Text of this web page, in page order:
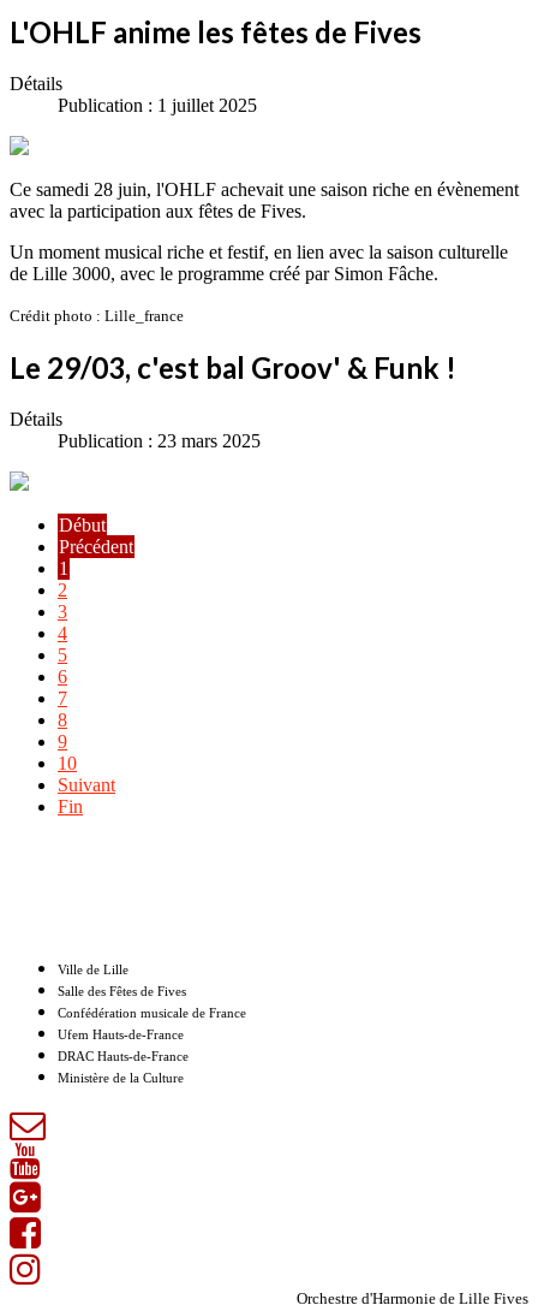
L'OHLF anime les fêtes de Fives
Détails
Publication : 1 juillet 2025
Ce samedi 28 juin, l'OHLF achevait une saison riche en évènement
avec la participation aux fêtes de Fives.
Un moment musical riche et festif, en lien avec la saison culturelle
de Lille 3000, avec le programme créé par Simon Fâche.
Crédit photo : Lille_france
Le 29/03, c'est bal Groov' & Funk !
Détails
Publication : 23 mars 2025
Début
Précédent
1
2
3
4
5
6
7
8
9
10
Suivant
Fin
Ville de Lille
Salle des Fêtes de Fives
Confédération musicale de France
Ufem Hauts-de-France
DRAC Hauts-de-France
Ministère de la Culture
Orchestre d'Harmonie de Lille Fives